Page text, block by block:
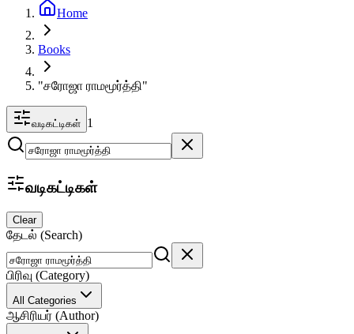
Home
Books
"சரோஜா ராமமூர்த்தி"
வடிகட்டிகள் 1
வடிகட்டிகள்
Clear
தேடல் (Search)
பிரிவு (Category)
All Categories
ஆசிரியர் (Author)